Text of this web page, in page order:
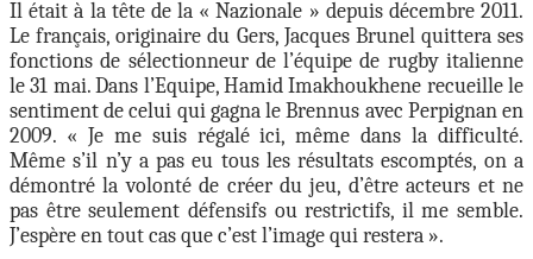
Il était à la tête de la « Nazionale » depuis décembre 2011.
Le français, originaire du Gers, Jacques Brunel quittera ses
fonctions de sélectionneur de l’équipe de rugby italienne
le 31 mai. Dans l’Equipe, Hamid Imakhoukhene recueille le
sentiment de celui qui gagna le Brennus avec Perpignan en
2009. « Je me suis régalé ici, même dans la difficulté.
Même s’il n’y a pas eu tous les résultats escomptés, on a
démontré la volonté de créer du jeu, d’être acteurs et ne
pas être seulement défensifs ou restrictifs, il me semble.
J’espère en tout cas que c’est l’image qui restera ».